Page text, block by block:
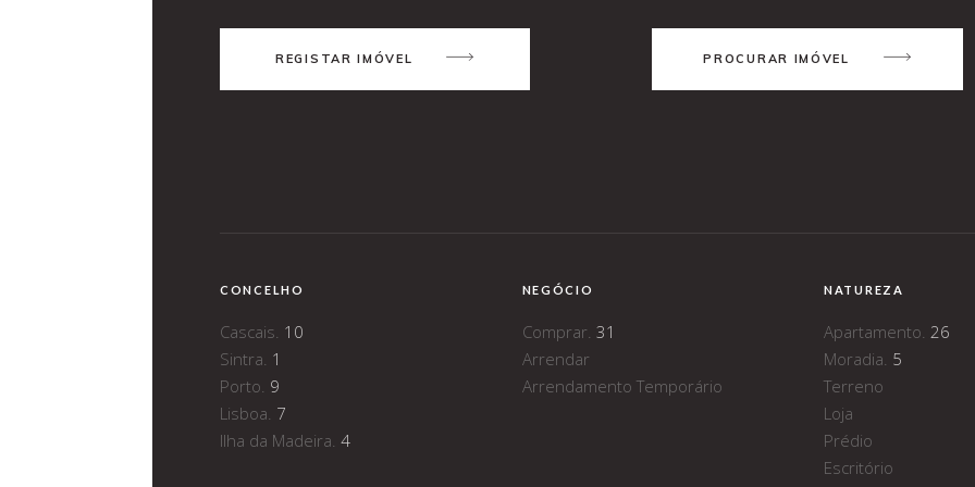
REGISTAR IMÓVEL PROCURAR IMÓVEL
CONCELHO
Cascais. 10
Sintra. 1
Porto. 9
Lisboa. 7
Ilha da Madeira. 4
NEGÓCIO
Comprar. 31
Arrendar
Arrendamento Temporário
NATUREZA
Apartamento. 26
Moradia. 5
Terreno
Loja
Prédio
Escritório